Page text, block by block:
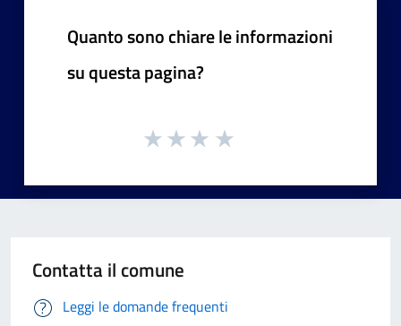
Quanto sono chiare le informazioni
su questa pagina?
Contatta il comune
Leggi le domande frequenti